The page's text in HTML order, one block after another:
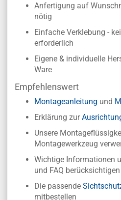
Anfertigung auf
nötig
Einfache Verklebung -
erforderlich
Eigene & individuelle
Ware
Empfehlenswert
Montageanleitung und
Erklärung zur
Unsere
Montagewerkzeug
Wichtige Informationen
und FAQ berücksichtigen
Die passende
mitbestellen